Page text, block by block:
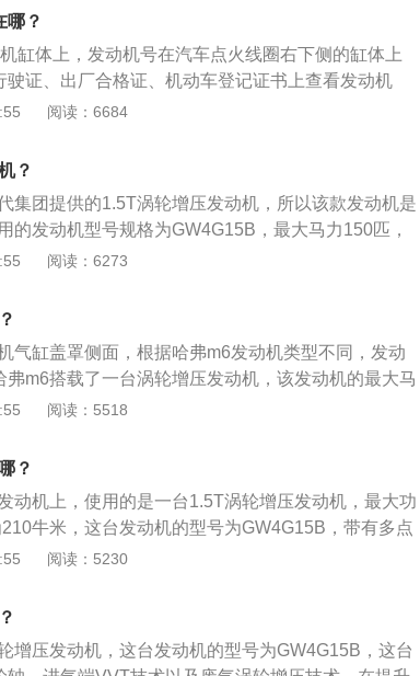
要注意，发动机号不等于发动机型号。发动机型号
的规格和大小，发动机型号可以是一样的。而发动机
每台发动机只能使用一个发动机号并且每台发动机
哪？
缸体上，发动机号在汽车点火线圈右下侧的缸体上
证、出厂合格证、机动车登记证书上查看发动机
关介绍：1、发动机号组成部分，首部为产品系列
号、气缸排列形式符号和缸径符号等组成。2、后
号，以字母表示。尾部是区分符号，同一系列产品因
制造厂选用适当符号表示。
阅读：6684
？
集团提供的1.5T涡轮增压发动机，所以该款发动机是
的发动机型号规格为GW4G15B，最大马力150匹，
/5600rpm，最大扭矩为210牛顿米/2200-4500转，带
据进排气系统的附加装置和使用条件选用SD--SF级
；定期更换机油及滤芯。任何质量等级的润滑油在
。到一定里程之后，性能恶化，会给发动机带来种
，应结合使用条件定期换油，并使油量适中；机油
胀破滤芯或打开安全阀，从旁通阀通过，仍把脏物
磨损，内部的污染加剧；定期清洗曲轴箱。发动机在
压未燃烧气体、酸、水分、硫和氮的氧化物经过活塞
大时从油中析出，堵塞滤清器和油孔，造成发动机
而且延长水箱和发动机的整体寿命。
阅读：6273
气缸盖罩侧面，根据哈弗m6发动机类型不同，发动
m6搭载了一台涡轮增压发动机，该发动机的最大马
牛米，最大功率为110千瓦。外观方面，新款哈弗m6
架、龙翼式侧腰线，使车身整体线条更显流畅。
阅读：5518
？
动机上，使用的是一台1.5T涡轮增压发动机，最大功
牛米，这台发动机的型号为GW4G15B，带有多点
下的一款紧凑型suv，其车身尺寸长宽高分别为4649
近光一体式透镜大灯、悬浮式车顶配合独有的回旋
翼式侧腰线，使车身整体线条显流畅。
阅读：5230
增压发动机，这台发动机的型号为GW4G15B，这台